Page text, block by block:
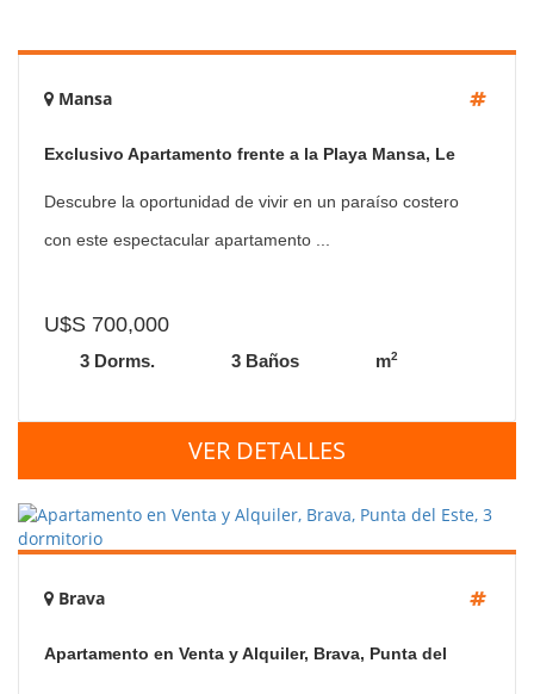
Mansa
Exclusivo Apartamento frente a la Playa Mansa, Le
Jardin
Descubre la oportunidad de vivir en un paraíso costero
con este espectacular apartamento ...
U$S 700,000
3 Dorms. 3 Baños m2
VER DETALLES
Brava
Apartamento en Venta y Alquiler, Brava, Punta del